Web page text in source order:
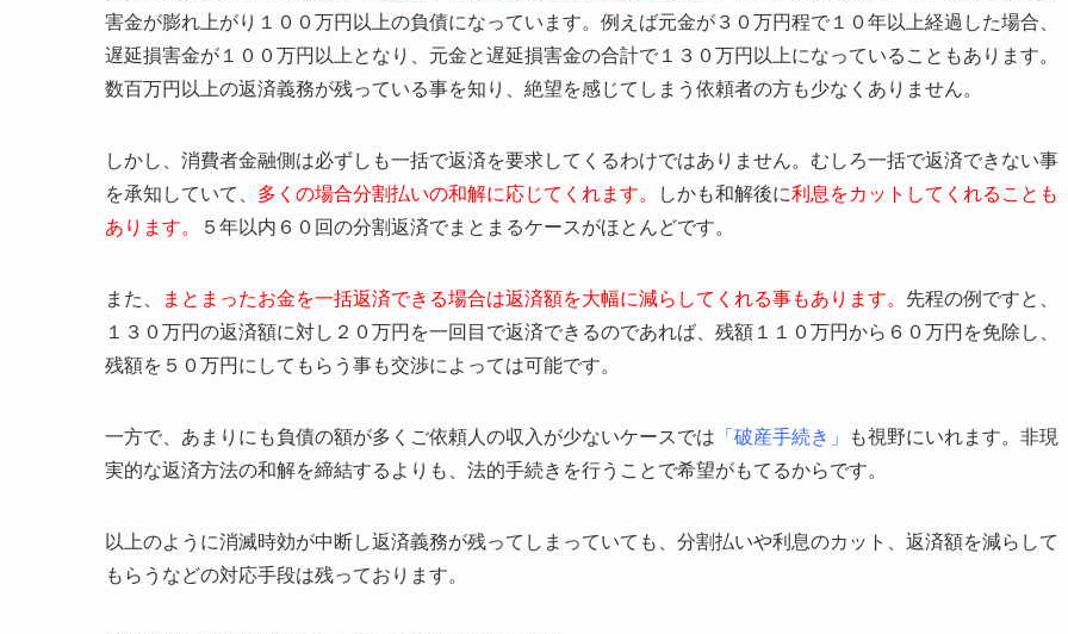
害金が膨れ上がり１００万円以上の負債になっています。例えば元金が３０万円程で１０年以上経過した場合、
遅延損害金が１００万円以上となり、元金と遅延損害金の合計で１３０万円以上になっていることもあります。
数百万円以上の返済義務が残っている事を知り、絶望を感じてしまう依頼者の方も少なくありません。
しかし、消費者金融側は必ずしも一括で返済を要求してくるわけではありません。むしろ一括で返済できない事
を承知していて、 多くの場合分割払いの和解に応じてくれます。 しかも和解後に利息をカットしてくれることも
あります。
５年以内６０回の分割返済でまとまるケースがほとんどです。
また、 まとまったお金を一括返済できる場合は返済額を大幅に減らしてくれる事もあります。 先程の例ですと、
１３０万円の返済額に対し２０万円を一回目で返済できるのであれば、残額１１０万円から６０万円を免除し、
残額を５０万円にしてもらう事も交渉によっては可能です。
一方で、あまりにも負債の額が多くご依頼人の収入が少ないケースでは 「破産手続き」
も視野にいれます。非現
実的な返済方法の和解を締結するよりも、法的手続きを行うことで希望がもてるからです。
以上のように消滅時効が中断し返済義務が残ってしまっていても、分割払いや利息のカット、返済額を減らして
もらうなどの対応手段は残っております。